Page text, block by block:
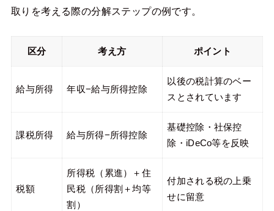
取りを考える際の分解ステップの例です。
区分 考え方 ポイント
給与所得 年収−給与所得控除
以後の税計算のベー
スとされています
課税所得 給与所得−所得控除
基礎控除・社保控
除・iDeCo等を反映
税額
所得税（累進）＋住
民税（所得割＋均等
割）
付加される税の上乗
せに留意